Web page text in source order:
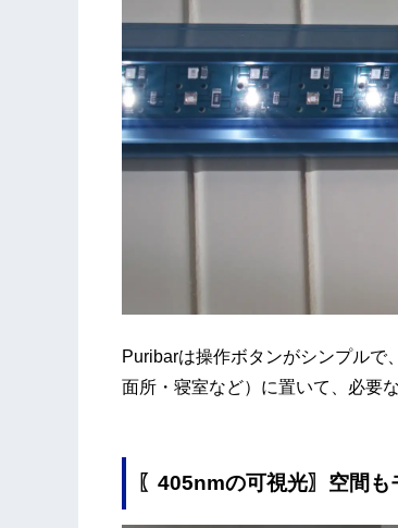
Puribarは操作ボタンがシンプルで
面所・寝室など）に置いて、必要
〖405nmの可視光〗空間